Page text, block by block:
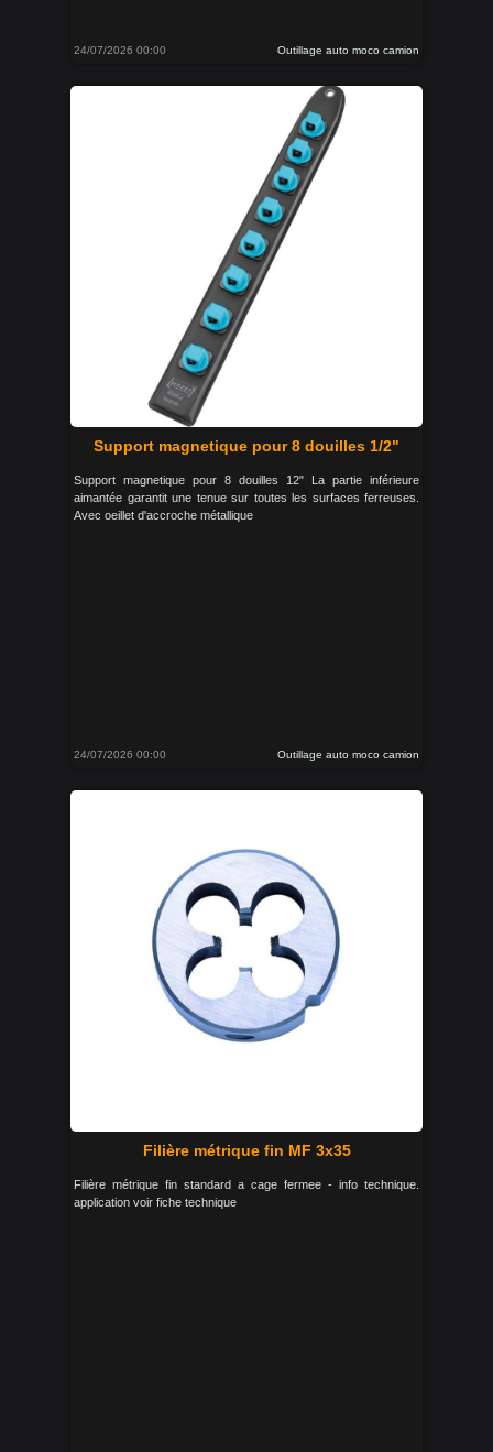
24/07/2026 00:00 Outillage auto moco camion
Support magnetique pour 8 douilles 1/2"
Support magnetique pour 8 douilles 12" La partie inférieure
aimantée garantit une tenue sur toutes les surfaces ferreuses.
Avec oeillet d'accroche métallique
24/07/2026 00:00 Outillage auto moco camion
Filière métrique fin MF 3x35
Filière métrique fin standard a cage fermee - info technique.
application voir fiche technique